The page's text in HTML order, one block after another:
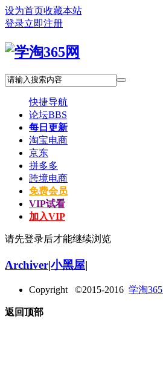
设为首页收藏本站
登录立即注册
快捷导航
论坛BBS
每日更新
淘宝电商
京东
拼多多
跨境电商
免费会员
VIP试看
加入VIP
请先登录后才能继续浏览
Archiver|小黑屋|
Copyright ©2015-2016 学淘365
返回顶部